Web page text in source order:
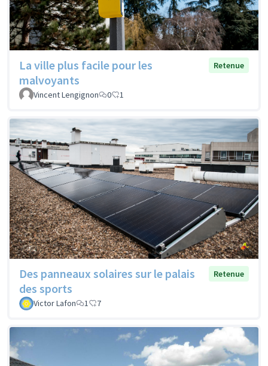
La ville plus facile pour les
malvoyants
Retenue
Vincent Lengignon 0 1
Des panneaux solaires sur le palais
des sports
Retenue
Victor Lafon 1 7